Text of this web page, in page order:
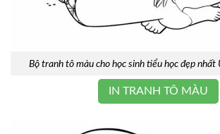
Bộ tranh tô màu cho học sinh tiểu học đẹp
IN TRANH TÔ MÀU